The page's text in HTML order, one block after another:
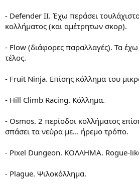
- Defender II. Έχω περάσει
κολλήματος (και αμέτρητων σκορ).
- Flow (διάφορες παραλλαγές). Τα έχω
τέλος.
- Fruit Ninja. Επίσης κόλλημα του
- Hill Climb Racing. Κόλλημα.
- Osmos. 2 περίοδοι κολλήματος
σπάσει τα νεύρα με... ήρεμο τρόπο.
- Pixel Dungeon. ΚΟΛΛΗΜΑ. Rogue-
- Plague. Ψιλοκόλλημα.